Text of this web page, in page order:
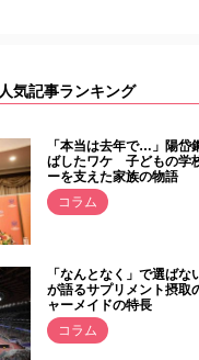
人気記事ランキング
「本当は去年で…」陽岱
ばしたワケ 子どもの学
ーを支えた家族の物語
コラム
「なんとなく」で選ば
が語るサプリメント摂取
ャーメイドの特長
コラム